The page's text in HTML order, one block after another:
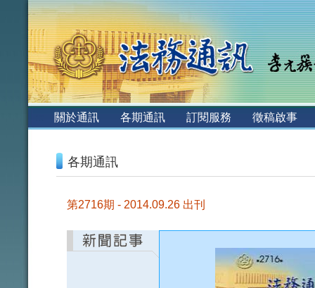
關於通訊 各期通訊 訂閱服務
徵稿啟事
各期通訊
第2716期 - 2014.09.26 出刊